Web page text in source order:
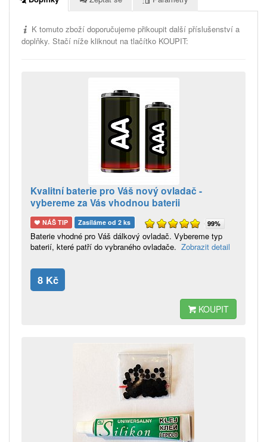
K tomuto zboží doporučujeme přikoupit další příslušenství a
doplňky. Stačí níže kliknout na tlačítko KOUPIT:
Kvalitní baterie pro Váš nový ovladač -
vybereme za Vás vhodnou baterii
NÁŠ TIP Zasíláme od 2 ks 99%
Baterie vhodné pro Váš dálkový ovladač. Vybereme typ
baterií, které patří do vybraného ovladače. Zobrazit detail
8 Kč
KOUPIT